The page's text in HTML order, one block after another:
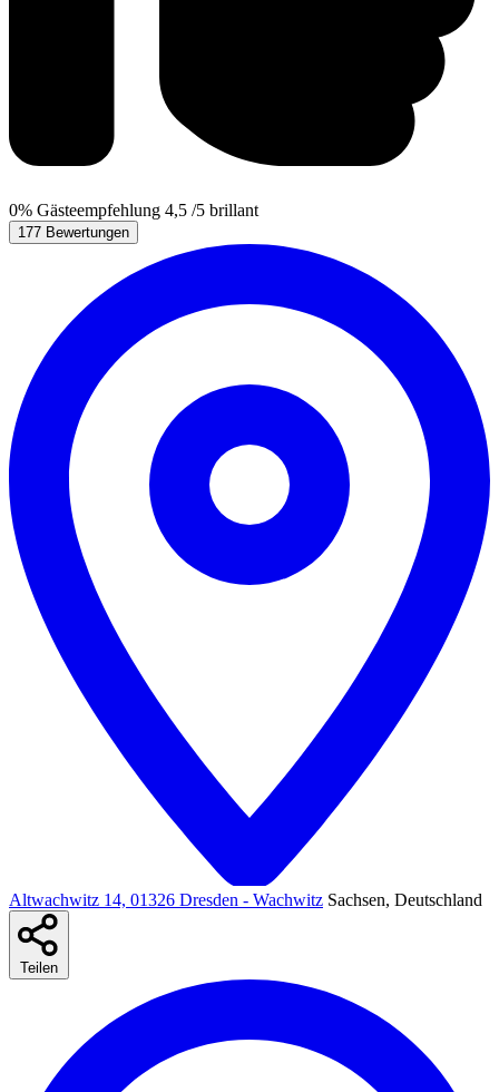
0% Gästeempfehlung 4,5 /5 brillant
177 Bewertungen
Altwachwitz 14, 01326 Dresden - Wachwitz Sachsen, Deutschland
Teilen